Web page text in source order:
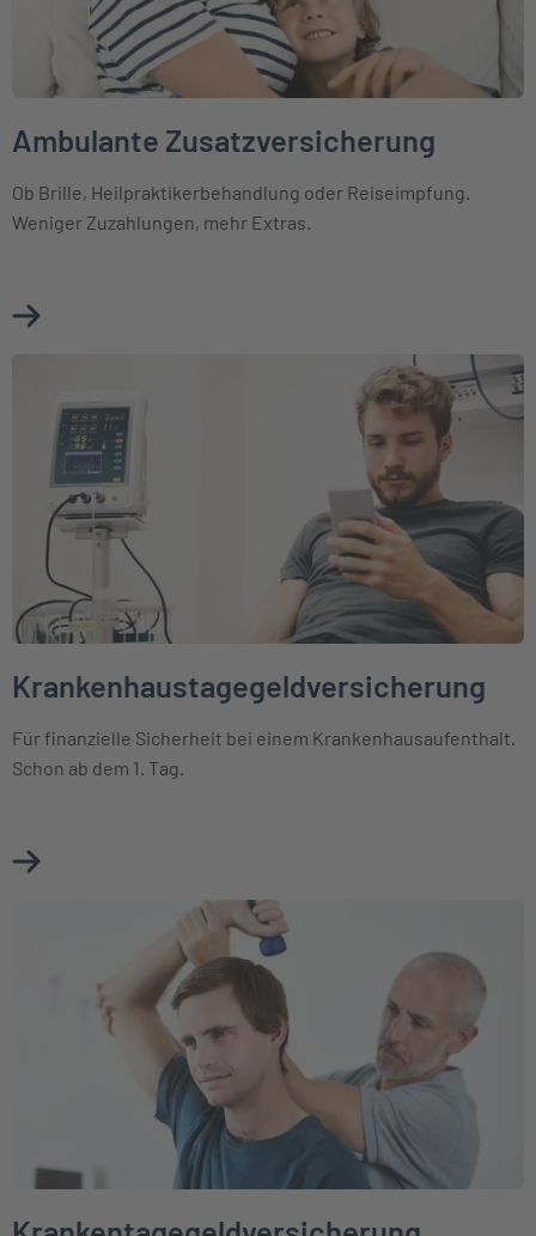
Ambulante Zusatzversicherung
Ob Brille, Heilpraktikerbehandlung oder Reiseimpfung.
Weniger Zuzahlungen, mehr Extras.
Mehr über Ambulante Zusatzversicherung erfahren
Weiter zu Krankenhaustagegeldversicherung
Krankenhaustagegeldversicherung
Für finanzielle Sicherheit bei einem Krankenhausaufenthalt.
Schon ab dem 1. Tag.
Mehr über Krankenhaustagegeldversicherung erfahren
Weiter zu Krankentagegeldversicherung